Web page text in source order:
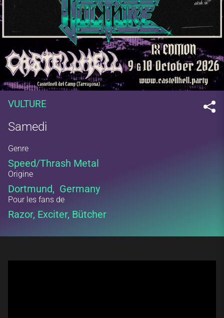
VULTURE
Samedi
Genre
Speed/Thrash Metal
Origine
Dortmund, Germany
Pour les fans de
Razor, Exciter, Bütcher